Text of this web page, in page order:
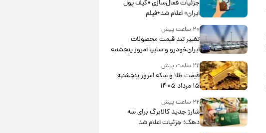
جزئیات فعال‌سازی «کیف پول
ایران» اعلام شد+فیلم
۲۰ ساعت پیش
تغییر تند قیمت محصولات
ایران‌خودرو و سایپا امروز پنجشنبه
۲۲ ساعت پیش
قیمت طلا و سکه امروز پنجشنبه
۱۵ مرداد ۱۴۰۵
۲۲ ساعت پیش
شارژ جدید کالابرگ برای سه
دهک؛ جزئیات اعلام شد